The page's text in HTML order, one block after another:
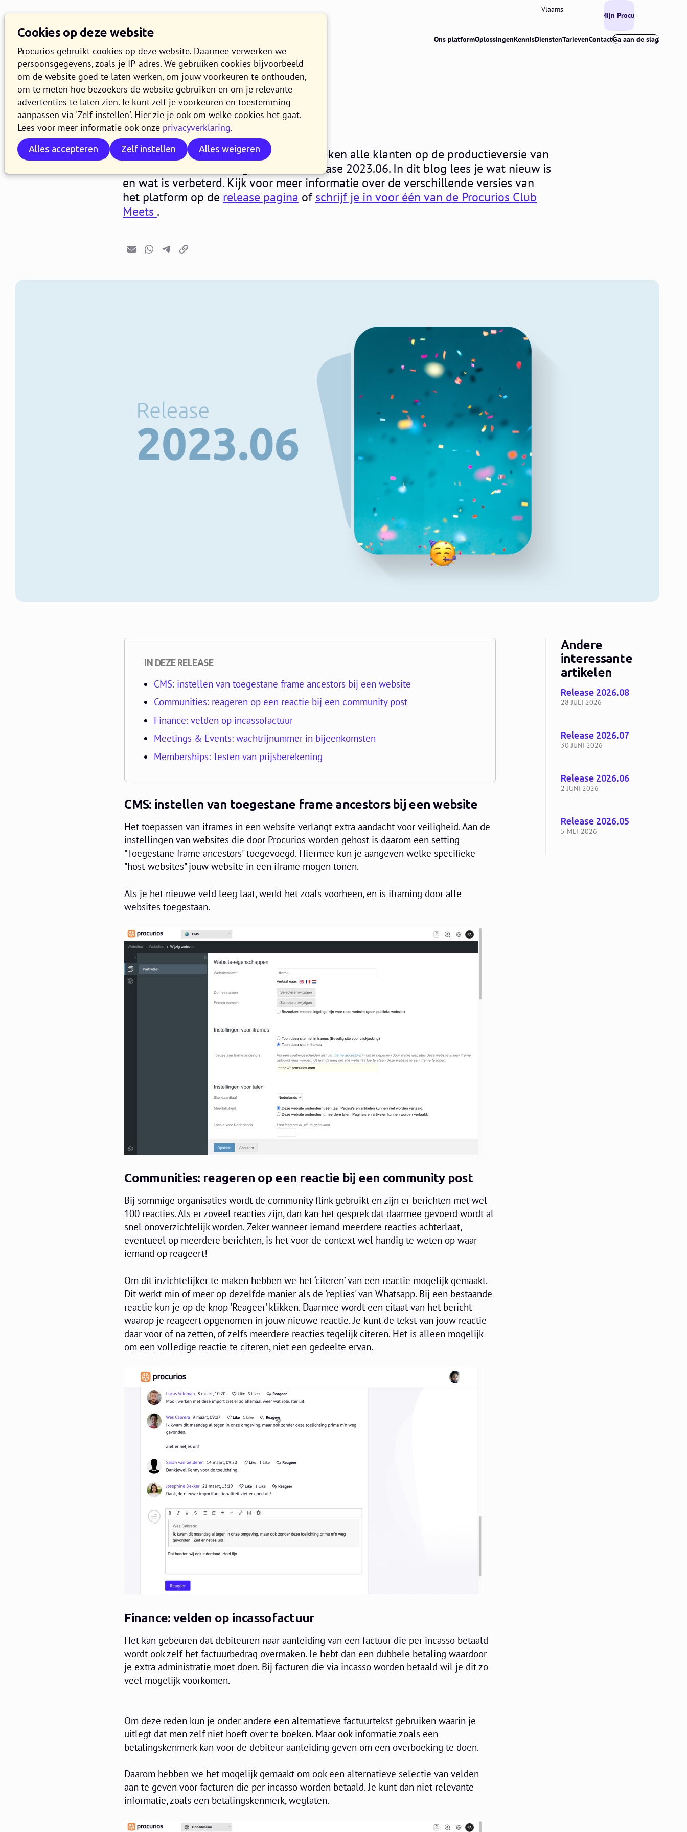
Cookies op deze website
Procurios gebruikt cookies op deze website. Daarmee verwerken we
persoonsgegevens, zoals je IP-adres. We gebruiken cookies bijvoorbeeld
om de website goed te laten werken, om jouw voorkeuren te onthouden,
om te meten hoe bezoekers de website gebruiken en om je relevante
advertenties te laten zien. Je kunt zelf je voorkeuren en toestemming
aanpassen via 'Zelf instellen'. Hier zie je ook om welke cookies het gaat.
Lees voor meer informatie ook onze privacyverklaring.
Alles accepteren Zelf instellen Alles weigeren
Ons platformOplossingenKennisDienstenTarievenContactGa aan de slag
Vlaams
Mijn Procurios
Release 2023.06
30 MEI 2023 4 MINUTEN LEZEN
In de loop van dinsdag 30 mei 2023 maken alle klanten op de productieversie van
het Procurios Platform gebruik van release 2023.06. In dit blog lees je wat nieuw is
en wat is verbeterd. Kijk voor meer informatie over de verschillende versies van
het platform op de release pagina ofschrijf je in voor één van de Procurios Club
Meets .
E-mailWhatsapp
TelegramKopieer link
IN DEZE RELEASE
CMS: instellen van toegestane frame ancestors bij een website
Communities: reageren op een reactie bij een community post
Finance: velden op incassofactuur
Meetings & Events: wachtrijnummer in bijeenkomsten
Memberships: Testen van prijsberekening
CMS: instellen van toegestane frame ancestors bij een website
Het toepassen van iframes in een website verlangt extra aandacht voor veiligheid. Aan de
instellingen van websites die door Procurios worden gehost is daarom een setting
"Toegestane frame ancestors" toegevoegd. Hiermee kun je aangeven welke specifieke
"host-websites" jouw website in een iframe mogen tonen.
Als je het nieuwe veld leeg laat, werkt het zoals voorheen, en is iframing door alle
websites toegestaan.
Communities: reageren op een reactie bij een community post
Bij sommige organisaties wordt de community flink gebruikt en zijn er berichten met wel
100 reacties. Als er zoveel reacties zijn, dan kan het gesprek dat daarmee gevoerd wordt al
snel onoverzichtelijk worden. Zeker wanneer iemand meerdere reacties achterlaat,
eventueel op meerdere berichten, is het voor de context wel handig te weten op waar
iemand op reageert!
Om dit inzichtelijker te maken hebben we het ‘citeren’ van een reactie mogelijk gemaakt.
Dit werkt min of meer op dezelfde manier als de 'replies' van Whatsapp. Bij een bestaande
reactie kun je op de knop 'Reageer' klikken. Daarmee wordt een citaat van het bericht
waarop je reageert opgenomen in jouw nieuwe reactie. Je kunt de tekst van jouw reactie
daar voor of na zetten, of zelfs meerdere reacties tegelijk citeren. Het is alleen mogelijk
om een volledige reactie te citeren, niet een gedeelte ervan.
Finance: velden op incassofactuur
Het kan gebeuren dat debiteuren naar aanleiding van een factuur die per incasso betaald
wordt ook zelf het factuurbedrag overmaken. Je hebt dan een dubbele betaling waardoor
je extra administratie moet doen. Bij facturen die via incasso worden betaald wil je dit zo
veel mogelijk voorkomen.
Om deze reden kun je onder andere een alternatieve factuurtekst gebruiken waarin je
uitlegt dat men zelf niet hoeft over te boeken. Maar ook informatie zoals een
betalingskenmerk kan voor de debiteur aanleiding geven om een overboeking te doen.
Daarom hebben we het mogelijk gemaakt om ook een alternatieve selectie van velden
aan te geven voor facturen die per incasso worden betaald. Je kunt dan niet relevante
informatie, zoals een betalingskenmerk, weglaten.
Andere
interessante
artikelen
28 JULI 2026
Release 2026.08
30 JUNI 2026
Release 2026.07
2 JUNI 2026
Release 2026.06
5 MEI 2026
Release 2026.05